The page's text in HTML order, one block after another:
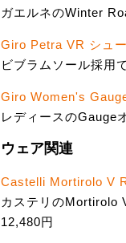
ガエルネのWinter
Giro Petra VR シュ
ビブラムソール採用
Giro Women's
レディースのGauge
ウェア関連
Castelli Mortirolo V
カステリのMortirolo
12,480円